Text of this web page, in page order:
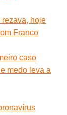
rezava, hoje
Franco
caso
medo leva a